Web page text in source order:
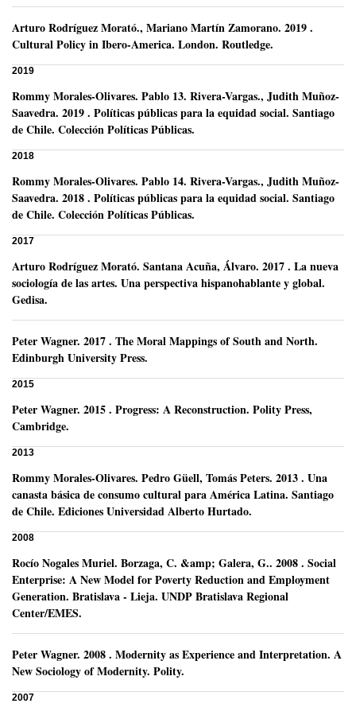
Arturo Rodríguez Morató., Mariano Martín Zamorano. 2019.
Cultural Policy in Ibero-America. London. Routledge.
2019
Rommy Morales-Olivares. Pablo 13. Rivera-Vargas., Judith Muñoz-
Saavedra. 2019. Políticas públicas para la equidad social. Santiago
de Chile. Colección Políticas Públicas.
2018
Rommy Morales-Olivares. Pablo 14. Rivera-Vargas., Judith Muñoz-
Saavedra. 2018. Políticas públicas para la equidad social. Santiago
de Chile. Colección Políticas Públicas.
2017
Arturo Rodríguez Morató. Santana Acuña, Álvaro. 2017. La nueva
sociología de las artes. Una perspectiva hispanohablante y global.
Gedisa.
Peter Wagner. 2017. The Moral Mappings of South and North.
Edinburgh University Press.
2015
Peter Wagner. 2015. Progress: A Reconstruction. Polity Press,
Cambridge.
2013
Rommy Morales-Olivares. Pedro Güell, Tomás Peters. 2013. Una
canasta básica de consumo cultural para América Latina. Santiago
de Chile. Ediciones Universidad Alberto Hurtado.
2008
Rocío Nogales Muriel. Borzaga, C. &amp; Galera, G.. 2008. Social
Enterprise: A New Model for Poverty Reduction and Employment
Generation. Bratislava - Lieja. UNDP Bratislava Regional
Center/EMES.
Peter Wagner. 2008. Modernity as Experience and Interpretation. A
New Sociology of Modernity. Polity.
2007